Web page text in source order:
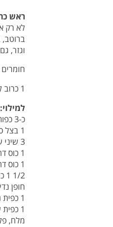
ראש
לא רק
ברוטב,
וגזר,
חומרים ל 6-8
1 כרוב לבן בלאדי (פחוס) או עגול, בינוני (קוטר כ-16 ס"מ)
למילוי:
כ-3 כפות שמן זית
1 בצל סגול, קצוץ
3 שיני שום, קצוצות
1 כוס דחוסה דלעת או דלורית מגורדת גס
1 כוס דחוסה עשבי תיבול (נענע, פטרוזיליה, בצל ירוק, שמיר)
1/2 1 כוסות לוביה מבושלת (אפשר להחליף בשעועית)
חופן
1 כפית גדושה נענע יבשה
1 כפית שטוחה בהרט
מלח,